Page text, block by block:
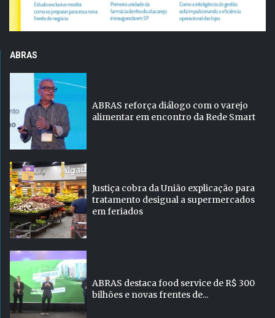
ABRAS
ABRAS reforça diálogo com o varejo
alimentar em encontro da Rede Smart
Justiça cobra da União explicação para
tratamento desigual a supermercados
em feriados
ABRAS destaca food service de R$ 300
bilhões e novas frentes de...